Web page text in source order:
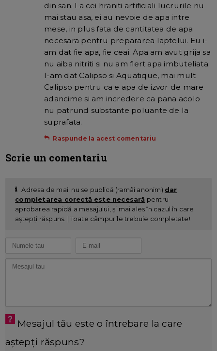
din san. La cei hraniti artificiali lucrurile nu
mai stau asa, ei au nevoie de apa intre
mese, in plus fata de cantitatea de apa
necesara pentru prepararea laptelui. Eu i-
am dat fie apa, fie ceai. Apa am avut grija sa
nu aiba nitriti si nu am fiert apa imbuteliata.
I-am dat Calipso si Aquatique, mai mult
Calipso pentru ca e apa de izvor de mare
adancime si am incredere ca pana acolo
nu patrund substante poluante de la
suprafata.
Raspunde la acest comentariu
Scrie un comentariu
Adresa de mail nu se publică (ramâi anonim) dar
completarea corectă este necesară pentru
aprobarea rapidă a mesajului, și mai ales în cazul în care
aștepți răspuns. | Toate câmpurile trebuie completate!
Mesajul tău este o întrebare la care
aștepți răspuns?